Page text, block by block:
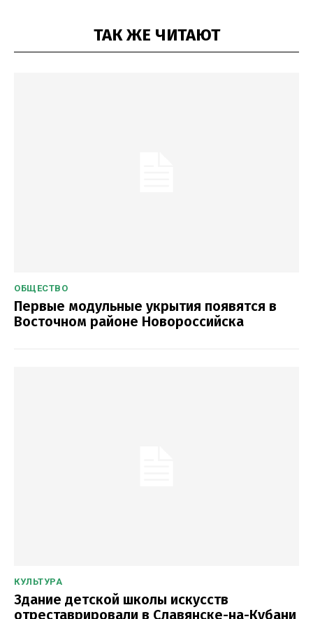
ТАК ЖЕ ЧИТАЮТ
ОБЩЕСТВО
Первые модульные укрытия появятся в
Восточном районе Новороссийска
КУЛЬТУРА
Здание детской школы искусств
отреставрировали в Славянске-на-Кубани